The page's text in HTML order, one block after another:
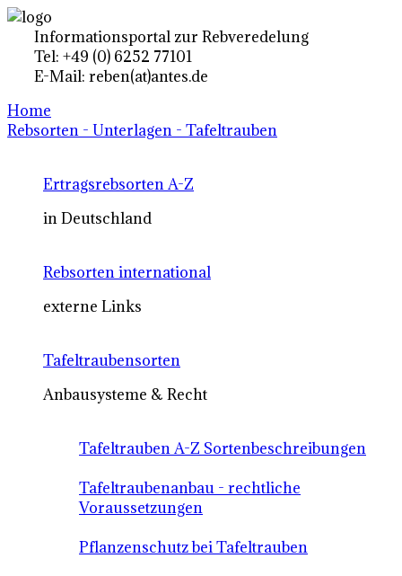
Informationsportal zur Rebveredelung
Tel: +49 (0) 6252 77101
E-Mail: reben(at)antes.de
Home
Rebsorten - Unterlagen - Tafeltrauben
Ertragsrebsorten A-Z
in Deutschland
Rebsorten international
externe Links
Tafeltraubensorten
Anbausysteme & Recht
Tafeltrauben A-Z Sortenbeschreibungen
Tafeltraubenanbau - rechtliche
Voraussetzungen
Pflanzenschutz bei Tafeltrauben